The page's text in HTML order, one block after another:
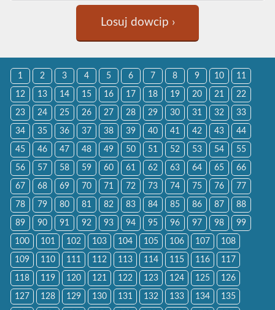
Losuj dowcip ›
1 2 3 4 5 6 7 8 9 10 11
12 13 14 15 16 17 18 19 20 21 22
23 24 25 26 27 28 29 30 31 32 33
34 35 36 37 38 39 40 41 42 43 44
45 46 47 48 49 50 51 52 53 54 55
56 57 58 59 60 61 62 63 64 65 66
67 68 69 70 71 72 73 74 75 76 77
78 79 80 81 82 83 84 85 86 87 88
89 90 91 92 93 94 95 96 97 98 99
100 101 102 103 104 105 106 107 108
109 110 111 112 113 114 115 116 117
118 119 120 121 122 123 124 125 126
127 128 129 130 131 132 133 134 135